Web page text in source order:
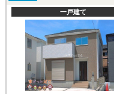
一戸建て